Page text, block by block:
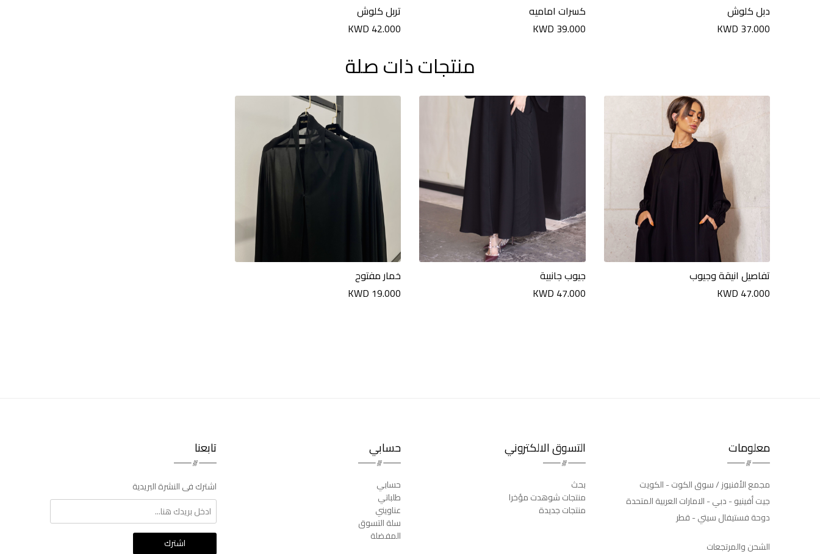
دبل كلوش
KWD 37.000
كسرات اماميه
KWD 39.000
تربل كلوش
KWD 42.000
منتجات ذات صلة
تفاصيل انيقة وجيوب
KWD 47.000
جيوب جانبية
KWD 47.000
خمار مفتوح
KWD 19.000
معلومات
مجمع الأفنيوز / سوق الكوت - الكويت
جيت أفينيو - دبي - الامارات العربية المتحدة
دوحة فستيفال سيتي - قطر
الشحن والمرتجعات
التسوق الالكتروني
بحث
منتجات شوهدت مؤخرا
منتجات جديدة
حسابي
حسابي
طلباتي
عناويني
سلة التسوق
المفضلة
تابعنا
اشترك فى النشرة البريدية